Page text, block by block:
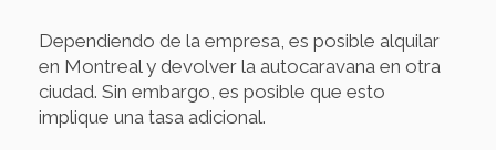
Dependiendo de la empresa, es posible alquilar
en Montreal y devolver la autocaravana en otra
ciudad. Sin embargo, es posible que esto
implique una tasa adicional.